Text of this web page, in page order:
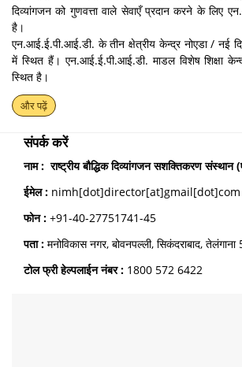
दिव्यांगजन को गुणवत्ता वाले सेवाएँ प्रदान करने के लिए
है।
एन.आई.ई.पी.आई.डी. के तीन क्षेत्रीय केन्द्र नोएडा / नई
में स्थित हैं। एन.आई.ई.पी.आई.डी. माडल विशेष शिक्षा
स्थित है।
और पढ़ें
संपर्क करें
नाम : राष्ट्रीय बौद्धिक दिव्यांगजन सशक्तिकरण
ईमेल: nimh[dot]director[at]gmail[dot]com
फोन : +91-40-27751741-45
पता : मनोविकास नगर, बोवनपल्ली, सिकंदराबाद,
टोल फ्री हेल्पलाईन नंबर : 1800 572 6422